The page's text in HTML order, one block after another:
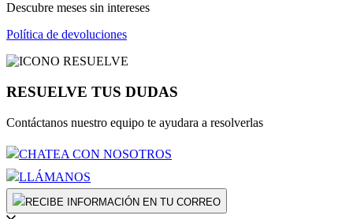
Descubre meses sin intereses
Política de devoluciones
RESUELVE TUS DUDAS
Contáctanos nuestro equipo te ayudara a resolverlas
CHATEA CON NOSOTROS
LLÁMANOS
RECIBE INFORMACIÓN EN TU CORREO